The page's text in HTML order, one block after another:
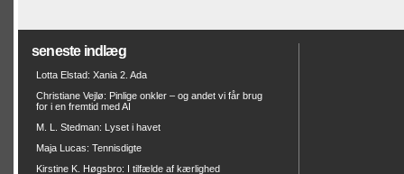
seneste indlæg
Lotta Elstad: Xania 2. Ada
Christiane Vejlø: Pinlige onkler – og andet vi får brug
for i en fremtid med AI
M. L. Stedman: Lyset i havet
Maja Lucas: Tennisdigte
Kirstine K. Høgsbro: I tilfælde af kærlighed